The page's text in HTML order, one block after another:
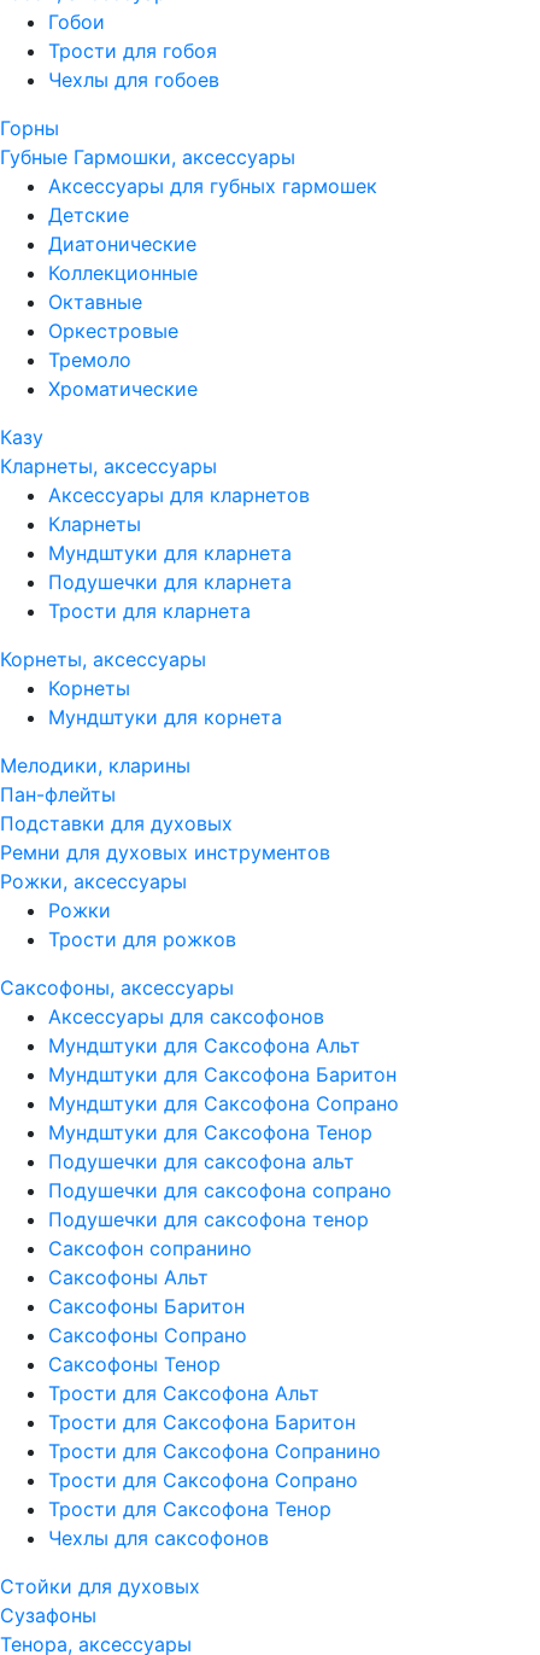
Гобои
Трости для гобоя
Чехлы для гобоев
Горны
Губные Гармошки, аксессуары
Аксессуары для губных гармошек
Детские
Диатонические
Коллекционные
Октавные
Оркестровые
Тремоло
Хроматические
Казу
Кларнеты, аксессуары
Аксессуары для кларнетов
Кларнеты
Мундштуки для кларнета
Подушечки для кларнета
Трости для кларнета
Корнеты, аксессуары
Корнеты
Мундштуки для корнета
Мелодики, кларины
Пан-флейты
Подставки для духовых
Ремни для духовых инструментов
Рожки, аксессуары
Рожки
Трости для рожков
Саксофоны, аксессуары
Аксессуары для саксофонов
Мундштуки для Саксофона Альт
Мундштуки для Саксофона Баритон
Мундштуки для Саксофона Сопрано
Мундштуки для Саксофона Тенор
Подушечки для саксофона альт
Подушечки для саксофона сопрано
Подушечки для саксофона тенор
Саксофон сопранино
Саксофоны Альт
Саксофоны Баритон
Саксофоны Сопрано
Саксофоны Тенор
Трости для Саксофона Альт
Трости для Саксофона Баритон
Трости для Саксофона Сопранино
Трости для Саксофона Сопрано
Трости для Саксофона Тенор
Чехлы для саксофонов
Стойки для духовых
Сузафоны
Тенора, аксессуары